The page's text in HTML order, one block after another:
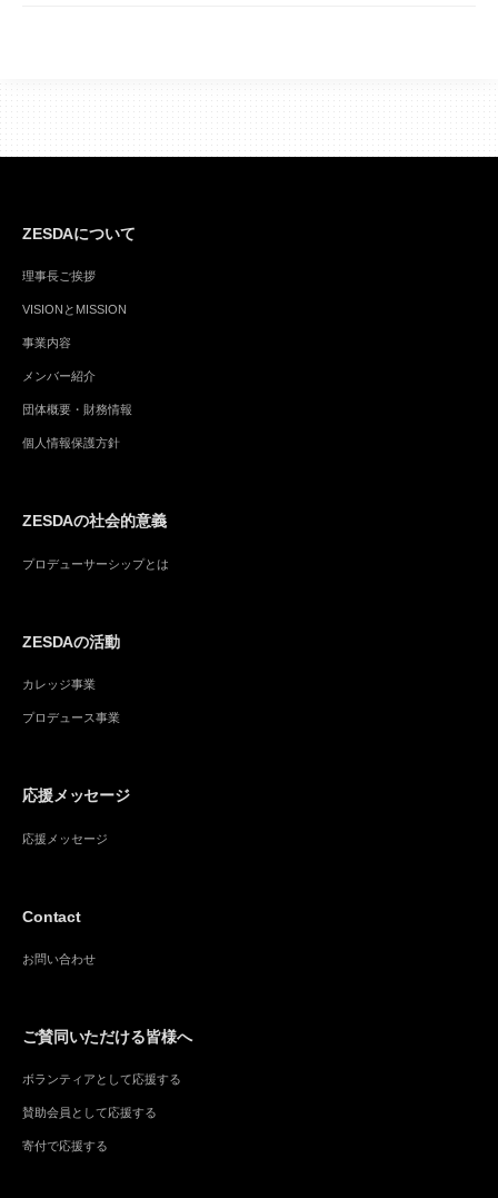
ZESDAについて
理事長ご挨拶
VISIONとMISSION
事業内容
メンバー紹介
団体概要・財務情報
個人情報保護方針
ZESDAの社会的意義
プロデューサーシップとは
ZESDAの活動
カレッジ事業
プロデュース事業
応援メッセージ
応援メッセージ
Contact
お問い合わせ
ご賛同いただける皆様へ
ボランティアとして応援する
賛助会員として応援する
寄付で応援する